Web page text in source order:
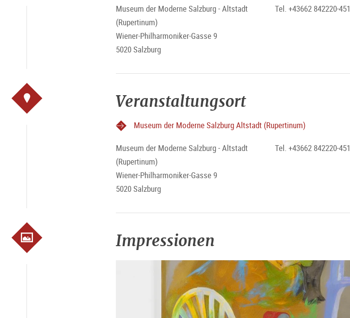
Museum der Moderne Salzburg - Altstadt
(Rupertinum)
Wiener-Philharmoniker-Gasse 9
5020 Salzburg
Tel. +43662 842220-451
Veranstaltungsort
Museum der Moderne Salzburg Altstadt (Rupertinum)
Museum der Moderne Salzburg - Altstadt
(Rupertinum)
Wiener-Philharmoniker-Gasse 9
5020 Salzburg
Tel. +43662 842220-451
Impressionen